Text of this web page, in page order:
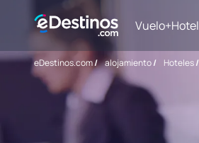
Vuelo+Hotel
eDestinos.com/ alojamiento/ Hoteles/